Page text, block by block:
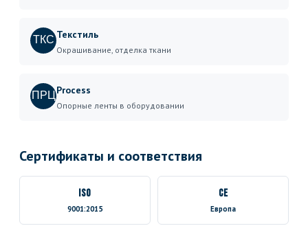
ТКС Текстиль
Окрашивание, отделка ткани
ПРЦProcess
Опорные ленты в оборудовании
Сертификаты и соответствия
ISO
9001:2015
CE
Европа